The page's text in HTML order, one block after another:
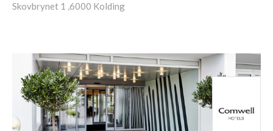
Skovbrynet 1 ,6000 Kolding